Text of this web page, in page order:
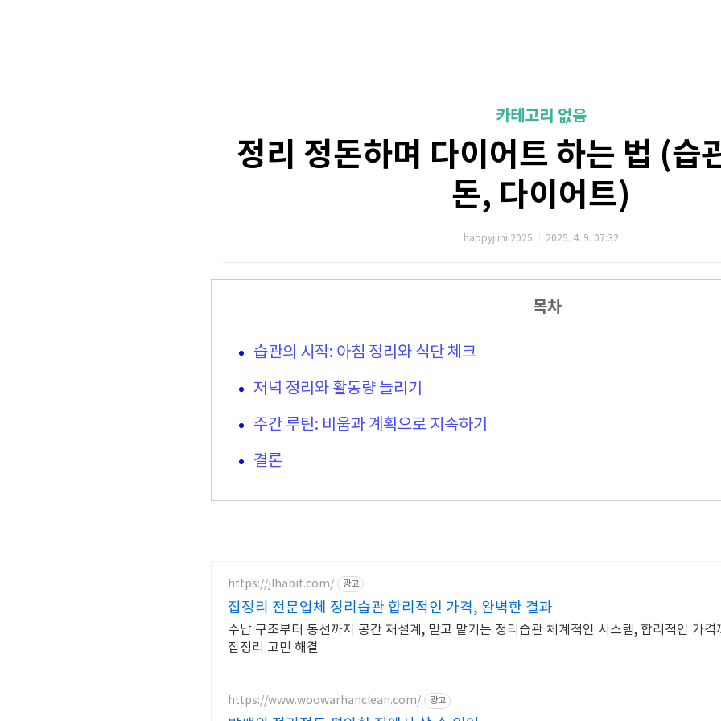
카테고리 없음
정리 정돈하며 다이어트 하는 법 (습
돈, 다이어트)
happyjiinii2025 2025. 4. 9. 07:32
목차
습관의 시작: 아침 정리와 식단 체크
저녁 정리와 활동량 늘리기
주간 루틴: 비움과 계획으로 지속하기
결론
https://jlhabit.com/ 광고
집정리 전문업체 정리습관 합리적인 가격, 완벽한 결과
수납 구조부터 동선까지 공간 재설계, 믿고 맡기는 정리습관 체계적인 시스템, 합리적인 가격
집정리 고민 해결
https://www.woowarhanclean.com/ 광고